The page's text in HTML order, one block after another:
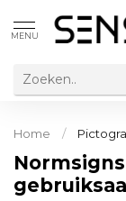
MENU
Home /